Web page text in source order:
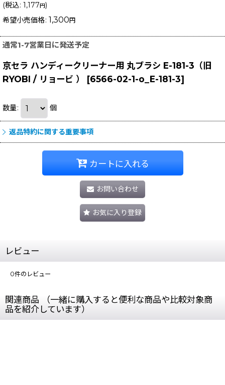
(税込: 1,177円)
希望小売価格: 1,300 円
通常1-7営業日に発送予定
京セラ ハンディークリーナー用 丸ブラシ E-181-3（旧
RYOBI / リョービ ）
[6566-02-1-o_E-181-3]
数量: 個
返品特約に関する重要事項
カートに入れる
お問い合わせ
お気に入り登録
レビュー
0件のレビュー
関連商品 （一緒に購入すると便利な商品や比較対象商
品を紹介しています）